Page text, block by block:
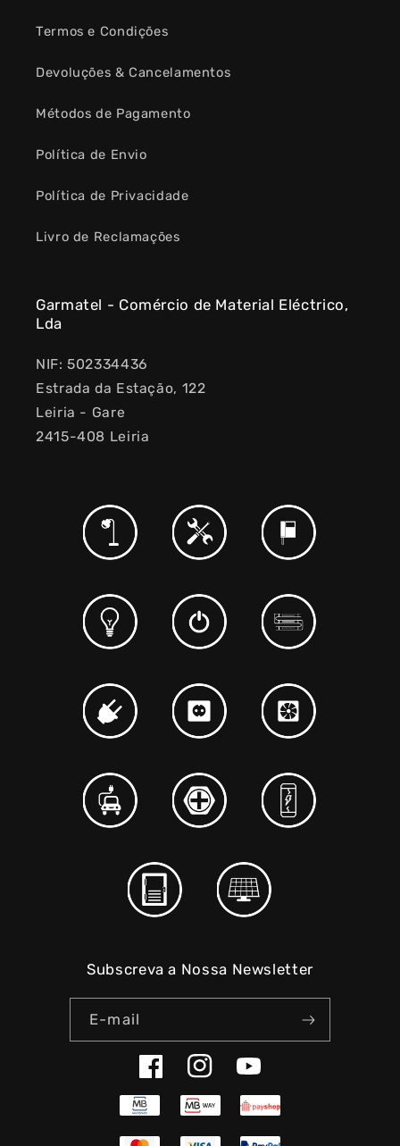
Termos e Condições
Devoluções & Cancelamentos
Métodos de Pagamento
Política de Envio
Política de Privacidade
Livro de Reclamações
Garmatel - Comércio de Material Eléctrico,
Lda
NIF: 502334436
Estrada da Estação, 122
Leiria - Gare
2415-408 Leiria
Subscreva a Nossa Newsletter
E-mail
FacebookInstagramYouTube